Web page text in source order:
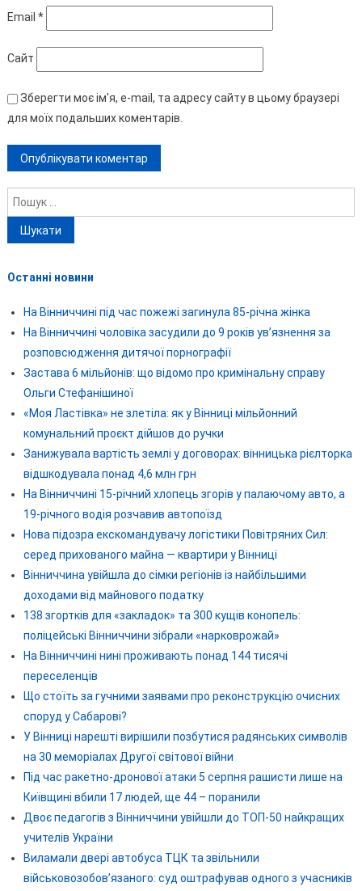
Email *
Сайт
Зберегти моє ім'я, e-mail, та адресу сайту в цьому браузері
для моїх подальших коментарів.
Пошук:
Останні новини
На Вінниччині під час пожежі загинула 85-річна жінка
На Вінниччині чоловіка засудили до 9 років ув’язнення за
розповсюдження дитячої порнографії
Застава 6 мільйонів: що відомо про кримінальну справу
Ольги Стефанішиної
«Моя Ластівка» не злетіла: як у Вінниці мільйонний
комунальний проєкт дійшов до ручки
Занижувала вартість землі у договорах: вінницька рієлторка
відшкодувала понад 4,6 млн грн
На Вінниччині 15-річний хлопець згорів у палаючому авто, а
19-річного водія розчавив автопоїзд
Нова підозра екскомандувачу логістики Повітряних Сил:
серед прихованого майна — квартири у Вінниці
Вінниччина увійшла до сімки регіонів із найбільшими
доходами від майнового податку
138 згортків для «закладок» та 300 кущів конопель:
поліцейські Вінниччини зібрали «нарковрожай»
На Вінниччині нині проживають понад 144 тисячі
переселенців
Що стоїть за гучними заявами про реконструкцію очисних
споруд у Сабарові?
У Вінниці нарешті вирішили позбутися радянських символів
на 30 меморіалах Другої світової війни
Під час ракетно-дронової атаки 5 серпня рашисти лише на
Київщині вбили 17 людей, ще 44 – поранили
Двоє педагогів з Вінниччини увійшли до ТОП-50 найкращих
учителів України
Виламали двері автобуса ТЦК та звільнили
військовозобов’язаного: суд оштрафував одного з учасників